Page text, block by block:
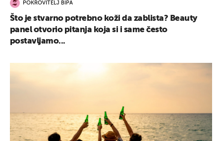
POKROVITELJ BIPA
Što je stvarno potrebno koži da zablista? Beauty
panel otvorio pitanja koja si i same često
postavljamo...